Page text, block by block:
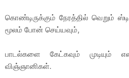
கொண்டிருக்கும் நேரத்தில் வெறும்
மூலம் போன் செய்யவும்,
பாடல்களை கேட்கவும் முடியும்
விஞ்ஞானிகள்.